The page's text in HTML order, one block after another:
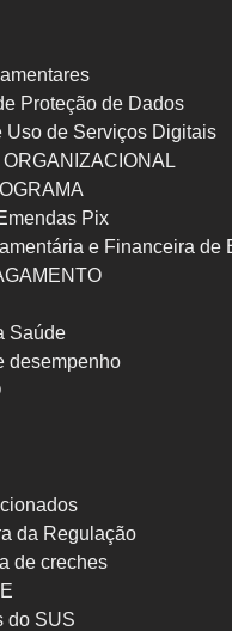
Proteção de Dados
Uso de Serviços Digitais
Pix
e Financeira de
Saúde
desempenho
da Regulação
de creches
do SUS